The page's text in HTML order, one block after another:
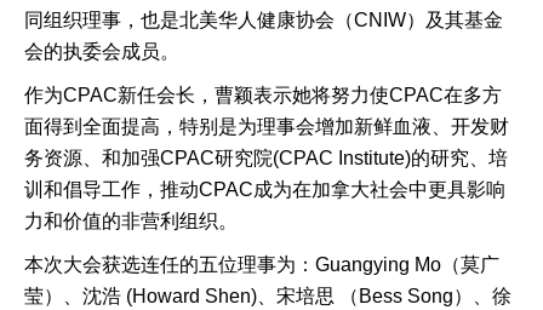
同组织理事，也是北美华人健康协会（CNIW）及其基金
会的执委会成员。
作为CPAC新任会长，曹颖表示她将努力使CPAC在多方
面得到全面提高，特别是为理事会增加新鲜血液、开发财
务资源、和加强CPAC研究院(CPAC Institute)的研究、培
训和倡导工作，推动CPAC成为在加拿大社会中更具影响
力和价值的非营利组织。
本次大会获选连任的五位理事为：Guangying Mo（莫广
莹）、沈浩 (Howard Shen)、宋培思 （Bess Song）、徐